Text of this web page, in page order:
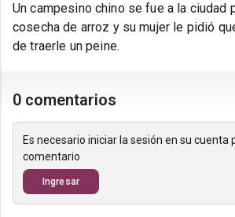
Un campesino chino se fue a la ciudad
cosecha de arroz y su mujer le pidió
de traerle un peine.
0 comentarios
Es necesario iniciar la sesión en su cuenta
comentario
Ingresar